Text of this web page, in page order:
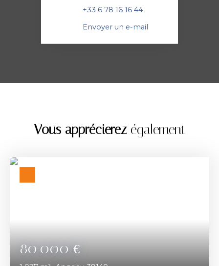
+33 6 78 16 16 44
Envoyer un e-mail
Vous apprécierezégalement
80 000€